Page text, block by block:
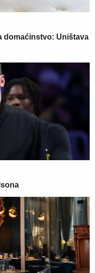
domaćinstvo: Uništava